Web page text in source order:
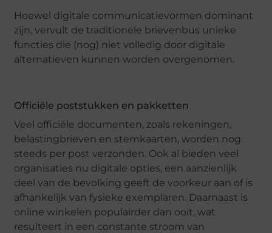
Hoewel digitale communicatievormen dominant
zijn, vervult de traditionele brievenbus unieke
functies die (nog) niet volledig door digitale
alternatieven kunnen worden overgenomen.
Officiële poststukken en pakketten
Veel officiële documenten, zoals rekeningen,
belastingbrieven en stemkaarten, worden nog
steeds per post verzonden. Ook al bieden veel
organisaties nu digitale opties, een aanzienlijk
deel van de bevolking geeft de voorkeur aan of is
afhankelijk van fysieke exemplaren. Daarnaast is
online winkelen populairder dan ooit, wat
resulteert in een constante stroom van